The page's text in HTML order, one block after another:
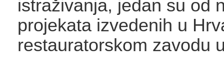
istraživanja, jedan su od
projekata izvedenih u
restauratorskom zavodu